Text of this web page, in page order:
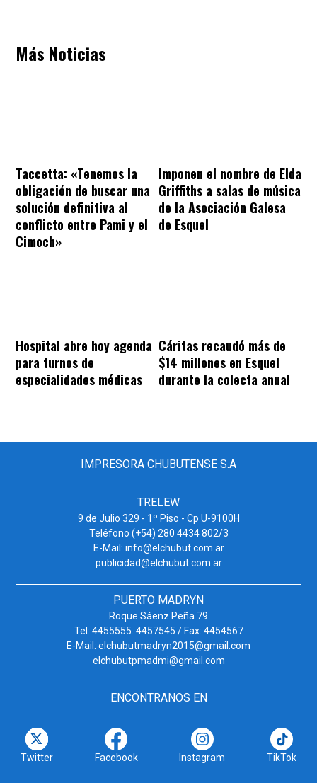
Más Noticias
Taccetta: «Tenemos la
obligación de buscar una
solución definitiva al
conflicto entre Pami y el
Cimoch»
Imponen el nombre de Elda
Griffiths a salas de música
de la Asociación Galesa
de Esquel
Hospital abre hoy agenda
para turnos de
especialidades médicas
Cáritas recaudó más de
$14 millones en Esquel
durante la colecta anual
IMPRESORA CHUBUTENSE S.A
TRELEW
9 de Julio 329 - 1º Piso - Cp U-9100H
Teléfono (+54) 280 4434 802/3
E-Mail: info@elchubut.com.ar
publicidad@elchubut.com.ar
PUERTO MADRYN
Roque Sáenz Peña 79
Tel: 4455555. 4457545 / Fax: 4454567
E-Mail: elchubutmadryn2015@gmail.com
elchubutpmadmi@gmail.com
ENCONTRANOS EN
Twitter Facebook Instagram TikTok